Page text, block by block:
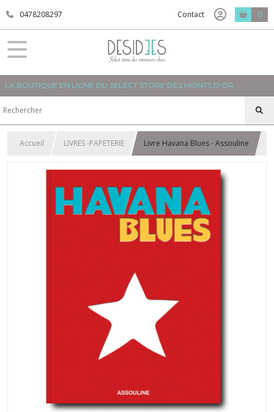
0478208297 Contact 0
LA BOUTIQUE EN LIGNE DU SELECT STORE DES MONTS D'OR
Accueil LIVRES -PAPETERIE Livre Havana Blues - Assouline